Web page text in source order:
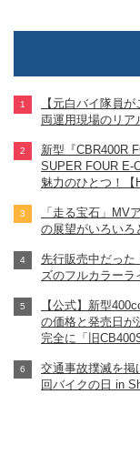
【元白バイ隊員
両運用現場のリア
新型『CBR400R
SUPER FOUR E-
魅力のひとつ！【
「走る宝石」
の展望がいろいろ
先行販売中だった
ズのフルカラーラ
【公式】新型
の価格と発売日が
完全に「旧
交通事故撲滅を掲
回バイクの日 in